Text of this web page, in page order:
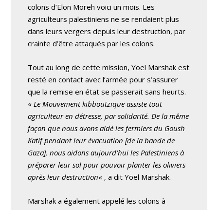
colons d’Elon Moreh voici un mois. Les
agriculteurs palestiniens ne se rendaient plus
dans leurs vergers depuis leur destruction, par
crainte d’être attaqués par les colons.
Tout au long de cette mission, Yoel Marshak est
resté en contact avec l’armée pour s’assurer
que la remise en état se passerait sans heurts.
«Le Mouvement kibboutzique assiste tout
agriculteur en détresse, par solidarité. De la même
façon que nous avons aidé les fermiers du Goush
Katif pendant leur évacuation [de la bande de
Gaza], nous aidons aujourd’hui les Palestiniens à
préparer leur sol pour pouvoir planter les oliviers
après leur destruction« , a dit Yoel Marshak.
Marshak a également appelé les colons à